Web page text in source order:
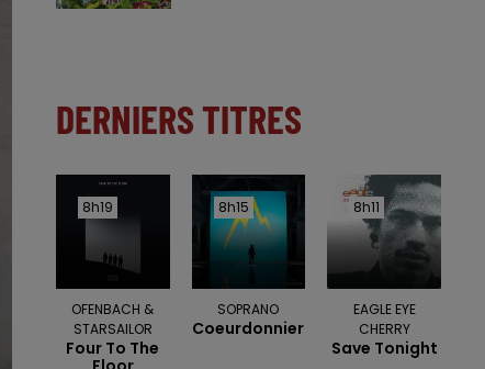
DERNIERS TITRES
8h19
8h19
OFENBACH &
STARSAILOR
Four To The
8h15
8h15
SOPRANO
Coeurdonnier
8h11
8h11
EAGLE EYE
CHERRY
Save Tonight